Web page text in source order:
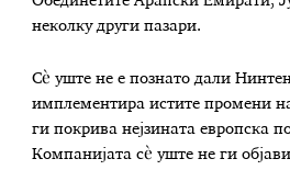
неколку други пазари.
Сè уште не е познато дали
имплементира истите промени
ги покрива нејзината европска
Компанијата сè уште не ги